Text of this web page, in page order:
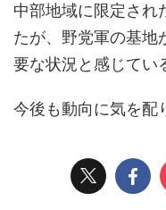
中部地域に限定され
たが、野党軍の基地
要な状況と感じてい
今後も動向に気を配